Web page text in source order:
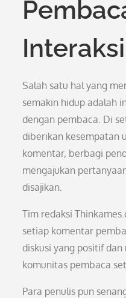
Interaksi
Salah satu hal yang
semakin hidup adalah
dengan pembaca. Di
diberikan kesempatan
komentar, berbagi
mengajukan
disajikan.
Tim redaksi
setiap komentar
diskusi yang positif
komunitas pembaca
Para penulis pun